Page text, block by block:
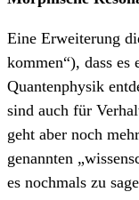
Eine Erweiterung
kommen“), dass
Quantenphysik
sind auch für
geht aber noch
genannten
es nochmals zu